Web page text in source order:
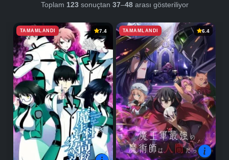
Toplam 123sonuçtan 37–48arası gösteriliyor
TAMAMLANDI 7.4 TAMAMLANDI 6.4